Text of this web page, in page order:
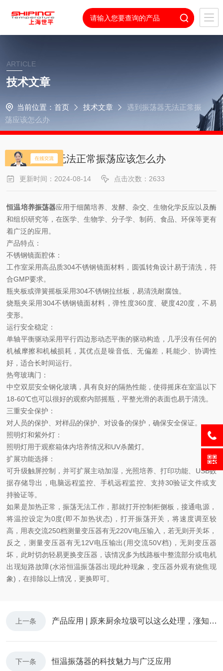
ARTICLE
技术文章
当前位置： 首页 技术文章
遇到振荡器无法正常振
荡应该怎么办
遇到振荡器无法正常振荡应该怎么办
更新时间：2024-08-14 点击次数：2633
恒温培养振荡器应用于细菌培养、发酵、杂交、生物化学反应以及酶
和组织研究等，在医学、生物学、分子学、制药、食品、环保等更有
着广泛的应用。
产品特点：
不锈钢镜面腔体：
工作室采用高品质304不锈钢镜面材料，圆弧转角设计易于清洗，符
合GMP要求。
瓶夹板或弹簧摇板采用304不锈钢拉丝板，易清洗耐腐蚀。
烧瓶夹采用304不锈钢镜面材料，弹性度360度、硬度420度，不易
变形。
运行安全稳定：
单轴平衡驱动采用平行四边形动态平衡的驱动构造，几乎没有任何的
机械摩擦和机械损耗，其优点是噪音低、无偏差，耗能少、协调性
好，适合长时间运行。
热弯玻璃门：
中空双层安全钢化玻璃，具有良好的隔热性能，使得摇床在室温以下
18-60℃也可以很好的观察内部摇瓶，平整光滑的表面也易于清洗。
三重安全保护：
对人员的保护、对样品的保护、对设备的保护，确保安全保证。
照明灯和紫外灯：
照明灯用于观察箱体内培养情况和UV杀菌灯。
扩展功能选择：
可升级触屏控制，并可扩展主动加湿，光照培养、打印功能、USB数
据存储导出，电脑远程监控、手机远程监控、支持30验证文件或支
持验证等。
如果是加热正常，振荡无法工作，那就打开控制柜侧板，接通电源，
将温控设定为0度(即不加热状态)，打开振荡开关，将速度调至较
高，用表交流250档测量变压器有无220V电压输入，若无则开关坏，
反之，测量变压器有无12V电压输出(用交流50V档)，无则变压器
坏，此时切勿轻易更换变压器，该情况多为线路板中整流部分或电机
出现短路故障(水浴恒温振荡器出现此种现象，变压器外观有烧焦现
象)，在排除以上情况，更换即可。
上一条 产品应用 | 原来厨余垃圾可以这么处理，涨知识了！
下一条 恒温振荡器的科技魅力与广泛应用